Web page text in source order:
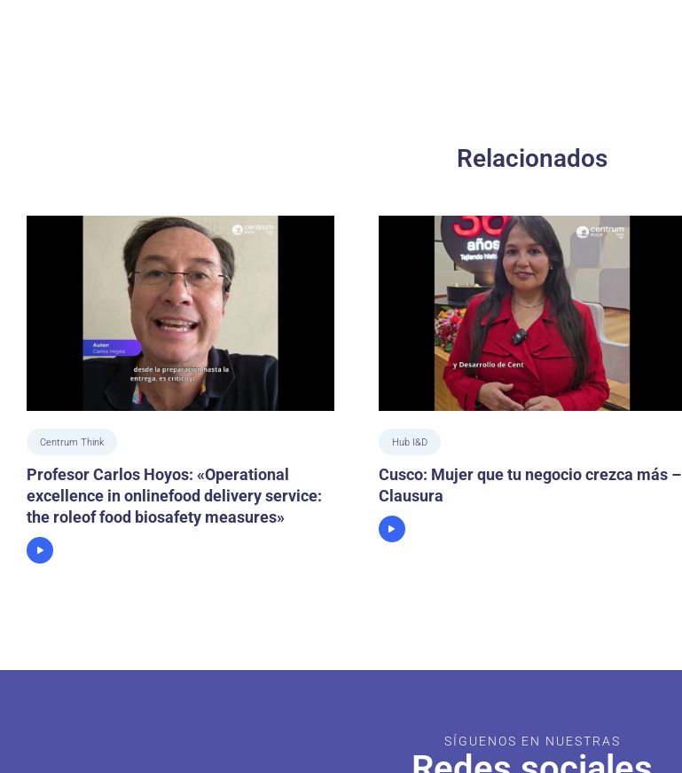
Relacionados
Centrum Think
Profesor Carlos Hoyos: «Operational
excellence in onlinefood delivery service:
the roleof food biosafety measures»
Hub I&D
Cusco: Mujer que tu negocio crezca más –
Clausura
SÍGUENOS EN NUESTRAS